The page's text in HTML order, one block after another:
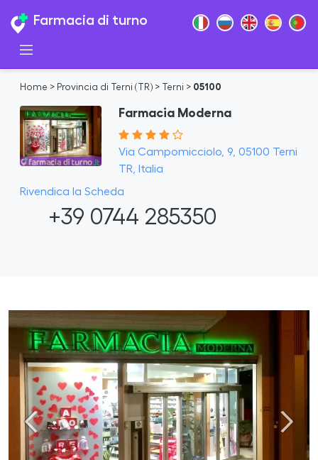
Farmacia di turno
Home > Provincia di Terni (TR) > Terni > 05100
Farmacia Moderna
Via Campomicciolo, 9, 05100 Terni
TR, Italia
Rivendica la Scheda
+39 0744 285350